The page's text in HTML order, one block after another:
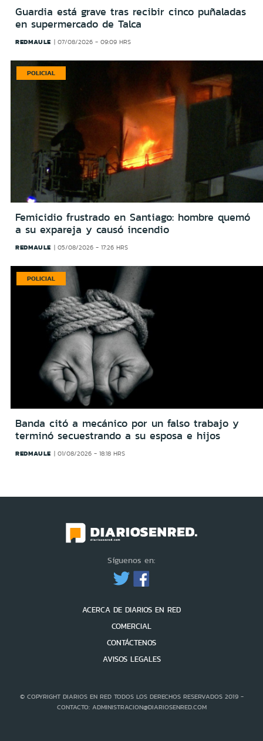
Guardia está grave tras recibir cinco puñaladas
en supermercado de Talca
REDMAULE 07/08/2026 - 09:09 HRS
POLICIAL
Femicidio frustrado en Santiago: hombre quemó
a su expareja y causó incendio
REDMAULE 05/08/2026 - 17:26 HRS
POLICIAL
Banda citó a mecánico por un falso trabajo y
terminó secuestrando a su esposa e hijos
REDMAULE 01/08/2026 - 18:18 HRS
Síguenos en:
ACERCA DE DIARIOS EN RED
COMERCIAL
CONTÁCTENOS
AVISOS LEGALES
© COPYRIGHT DIARIOS EN RED TODOS LOS DERECHOS RESERVADOS 2019 -
CONTACTO: ADMINISTRACION@DIARIOSENRED.COM